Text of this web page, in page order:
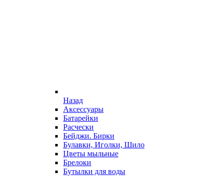
Назад
Аксессуары
Батарейки
Расчески
Бейджи. Бирки
Булавки, Иголки, Шило
Цветы мыльные
Брелоки
Бутылки для воды